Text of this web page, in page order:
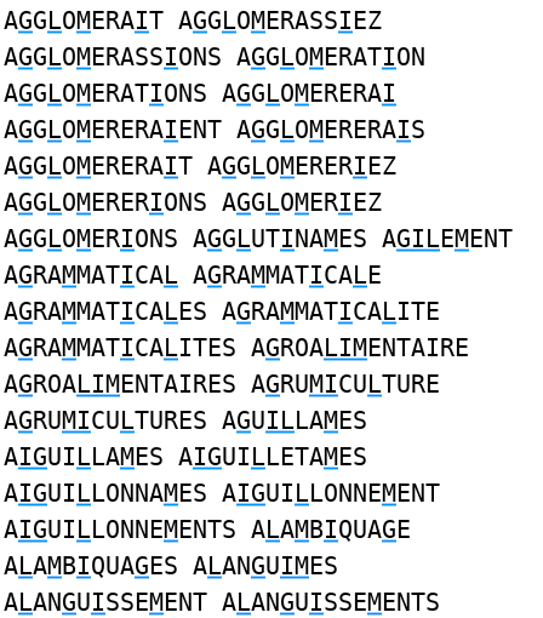
AGGLOMERAIT AGGLOMERASSIEZ
AGGLOMERASSIONS AGGLOMERATION
AGGLOMERATIONS AGGLOMERERAI
AGGLOMERERAIENT AGGLOMERERAIS
AGGLOMERERAIT AGGLOMERERIEZ
AGGLOMERERIONS AGGLOMERIEZ
AGGLOMERIONS AGGLUTINAMES AGILEMENT
AGRAMMATICAL AGRAMMATICALE
AGRAMMATICALES AGRAMMATICALITE
AGRAMMATICALITES AGROALIMENTAIRE
AGROALIMENTAIRES AGRUMICULTURE
AGRUMICULTURES AGUILLAMES
AIGUILLAMES AIGUILLETAMES
AIGUILLONNAMES AIGUILLONNEMENT
AIGUILLONNEMENTS ALAMBIQUAGE
ALAMBIQUAGES ALANGUIMES
ALANGUISSEMENT ALANGUISSEMENTS